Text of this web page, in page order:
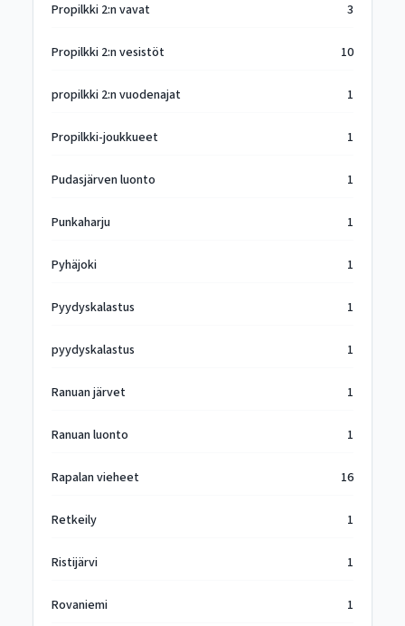
Propilkki 2:n vavat 3
Propilkki 2:n vesistöt 10
propilkki 2:n vuodenajat 1
Propilkki-joukkueet 1
Pudasjärven luonto 1
Punkaharju 1
Pyhäjoki 1
Pyydyskalastus 1
pyydyskalastus 1
Ranuan järvet 1
Ranuan luonto 1
Rapalan vieheet 16
Retkeily 1
Ristijärvi 1
Rovaniemi 1